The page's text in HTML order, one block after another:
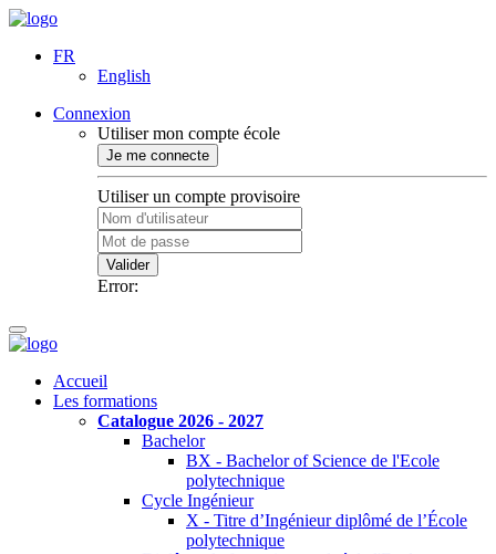
FR
English
Connexion
Utiliser mon compte école
Je me connecte
Utiliser un compte provisoire
Valider
Error:
Accueil
Les formations
Catalogue 2026 - 2027
Bachelor
BX - Bachelor of Science de l'Ecole
polytechnique
Cycle Ingénieur
X - Titre d’Ingénieur diplômé de l’École
polytechnique